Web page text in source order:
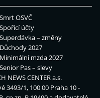
Smrt OSVČ
Spořicí účty
Superdávka – změny
Důchody 2027
Minimální mzda 2027
Senior Pas – slevy
NEWS CENTER a.s.
3493/1, 100 00 Praha 10 -